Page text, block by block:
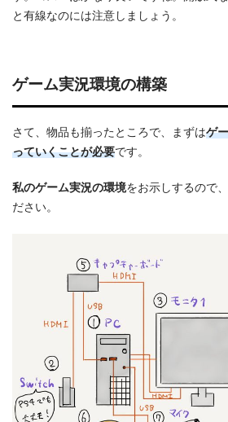
と有線なのには注意しましょう。
ゲーム実況環境の構築
さて、物品も揃ったところで、まずはゲ
っていくことが必要です。
私のゲーム実況の環境をお示しするので
ださい。